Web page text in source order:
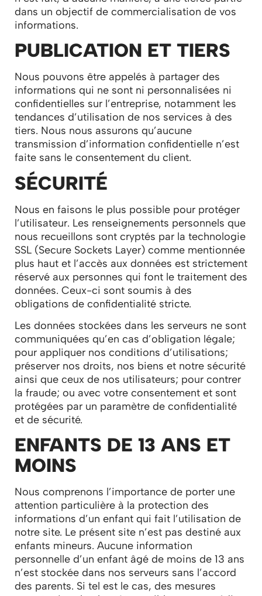
dans un objectif de commercialisation de vos
informations.
PUBLICATION ET TIERS
Nous pouvons être appelés à partager des
informations qui ne sont ni personnalisées ni
confidentielles sur l’entreprise, notamment les
tendances d’utilisation de nos services à des
tiers. Nous nous assurons qu’aucune
transmission d’information confidentielle n’est
faite sans le consentement du client.
SÉCURITÉ
Nous en faisons le plus possible pour protéger
l’utilisateur. Les renseignements personnels que
nous recueillons sont cryptés par la technologie
SSL (Secure Sockets Layer) comme mentionnée
plus haut et l’accès aux données est strictement
réservé aux personnes qui font le traitement des
données. Ceux-ci sont soumis à des
obligations de confidentialité stricte.
Les données stockées dans les serveurs ne sont
communiquées qu’en cas d’obligation légale;
pour appliquer nos conditions d’utilisations;
préserver nos droits, nos biens et notre sécurité
ainsi que ceux de nos utilisateurs; pour contrer
la fraude; ou avec votre consentement et sont
protégées par un paramètre de confidentialité
et de sécurité.
ENFANTS DE 13 ANS ET
MOINS
Nous comprenons l’importance de porter une
attention particulière à la protection des
informations d’un enfant qui fait l’utilisation de
notre site. Le présent site n’est pas destiné aux
enfants mineurs. Aucune information
personnelle d’un enfant âgé de moins de 13 ans
n’est stockée dans nos serveurs sans l’accord
des parents. Si tel est le cas, des mesures